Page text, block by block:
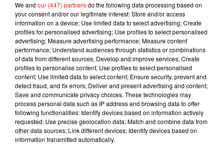
suppressions d'emploi prévues dans la recherche.
Sanofi développe par ailleurs un second candidat-vaccin
avec la société américaine Translate Bio, reposant sur la
technologie plus récente de l'ARN messager (utilisée par les
vaccins de Pfizer/BioNTech et de Moderna).
En parallèle, le groupe a passé des accords avec d'autres
fabricants, Pfizer, Johnson & Johnson et Moderna, pour les
aider à la mise sous flacons de leurs vaccins.
We and our (447) partnersdo the following data processing based on
your consent and/or our legitimate interest: Store and/or access
information on a device; Use limited data to select advertising; Create
profiles for personalised advertising; Use profiles to select personalised
advertising; Measure advertising performance; Measure content
performance; Understand audiences through statistics or combinations
of data from different sources; Develop and improve services; Create
profiles to personalise content; Use profiles to select personalised
content; Use limited data to select content; Ensure security, prevent and
detect fraud, and fix errors; Deliver and present advertising and content;
Save and communicate privacy choices. These technologies may
process personal data such as IP address and browsing data to offer
following functionalities: Identify devices based on information actively
requested; Use precise geolocation data; Match and combine data from
other data sources; Link different devices; Identify devices based on
information transmitted automatically.